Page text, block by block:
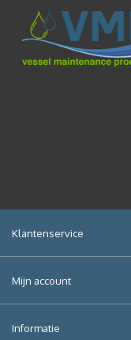
Klantenservice
Mijn account
Informatie